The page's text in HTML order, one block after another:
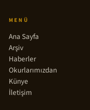
MENÜ
Ana Sayfa
Arşiv
Haberler
Okurlarımızdan
Künye
İletişim